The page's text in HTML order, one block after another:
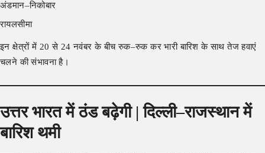
अंडमान–निकोबार
रायलसीमा
इन क्षेत्रों में 20 से 24 नवंबर के बीच रुक–रुक कर भारी बारिश के साथ तेज हवाएं
चलने की संभावना है।
उत्तर भारत में ठंड बढ़ेगी | दिल्ली–राजस्थान में
बारिश थमी